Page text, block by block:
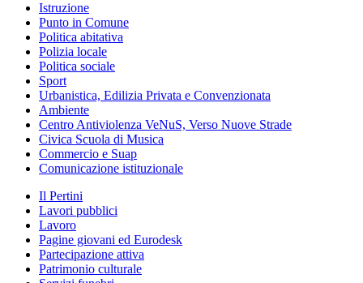
Istruzione
Punto in Comune
Politica abitativa
Polizia locale
Politica sociale
Sport
Urbanistica, Edilizia Privata e Convenzionata
Ambiente
Centro Antiviolenza VeNuS, Verso Nuove Strade
Civica Scuola di Musica
Commercio e Suap
Comunicazione istituzionale
Il Pertini
Lavori pubblici
Lavoro
Pagine giovani ed Eurodesk
Partecipazione attiva
Patrimonio culturale